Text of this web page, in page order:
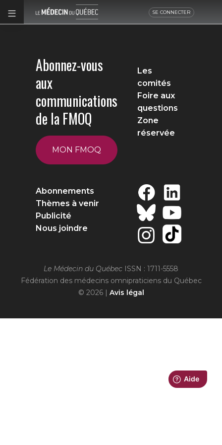
SE CONNECTER
Abonnez-vous
aux
communications
de la FMOQ
MON FMOQ
Les
comités
Foire aux
questions
Zone
réservée
Abonnements
Thèmes à venir
Publicité
Nous joindre
Le Médecin du Québec ISSN : 1711-5558
Fédération des médecins omnipraticiens du Québec
© 2026 | Avis légal